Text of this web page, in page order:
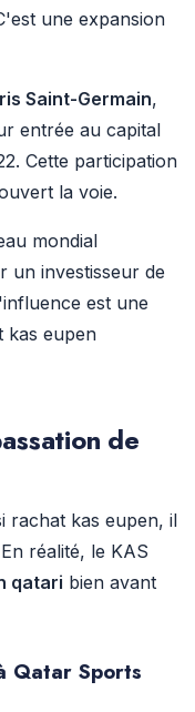
une expansion
Saint-Germain,
entrée au capital
Cette participation
la voie.
mondial
un investisseur de
est une
kas eupen
de
rachat kas eupen, il
réalité, le KAS
qatari bien avant
Qatar Sports